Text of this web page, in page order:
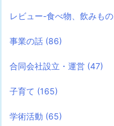
レビュー-食べ物、飲みもの
事業の話 (86)
合同会社設立・運営 (47)
子育て (165)
学術活動 (65)